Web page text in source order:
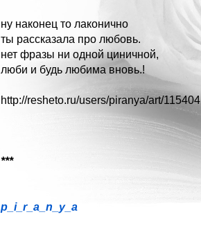
ну наконец то лаконично
ты рассказала про любовь.
нет фразы ни одной циничной,
люби и будь любима вновь.!
http://resheto.ru/users/piranya/art/115404
***
p_i_r_a_n_y_a